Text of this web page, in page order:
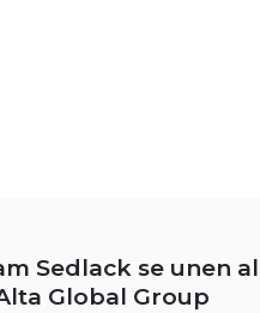
Sedlack se unen al
Global Group